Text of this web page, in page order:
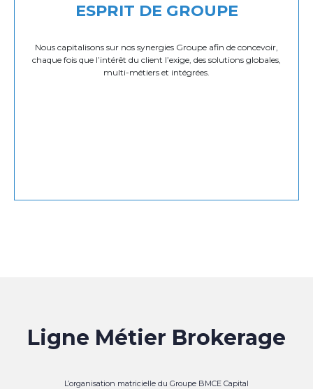
ESPRIT DE GROUPE
Nous capitalisons sur nos synergies Groupe afin de concevoir,
chaque fois que l’intérêt du client l’exige, des solutions globales,
multi-métiers et intégrées.
Ligne Métier Brokerage
L’organisation matricielle du Groupe BMCE Capital